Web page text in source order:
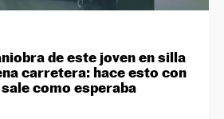
de este joven en silla
carretera: hace esto con
como esperaba